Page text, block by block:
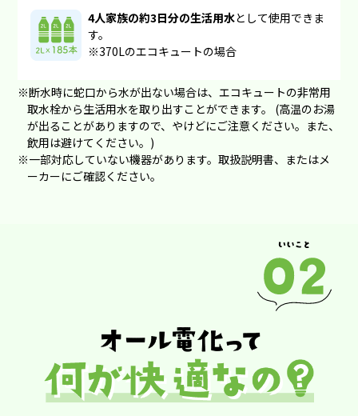
4人家族の約3日分の生活用水として使用できま
す。
※370Lのエコキュートの場合
※断水時に蛇口から水が出ない場合は、エコキュートの非常用
取水栓から生活用水を取り出すことができます。
(高温のお湯
が出ることがありますので、やけどにご注意ください。また、
飲用は避けてください。)
※一部対応していない機器があります。取扱説明書、またはメ
ーカーにご確認ください。